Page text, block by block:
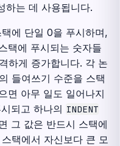
하는 데 사용됩니다.
에 단일 0을 푸시하며,
택에 푸시되는 숫자들
하게 증가합니다. 각 논
들여쓰기 수준을 스택
면 아무 일도 일어나지
되고 하나의 INDENT
그 값은 반드시 스택에
택에서 자신보다 큰 모